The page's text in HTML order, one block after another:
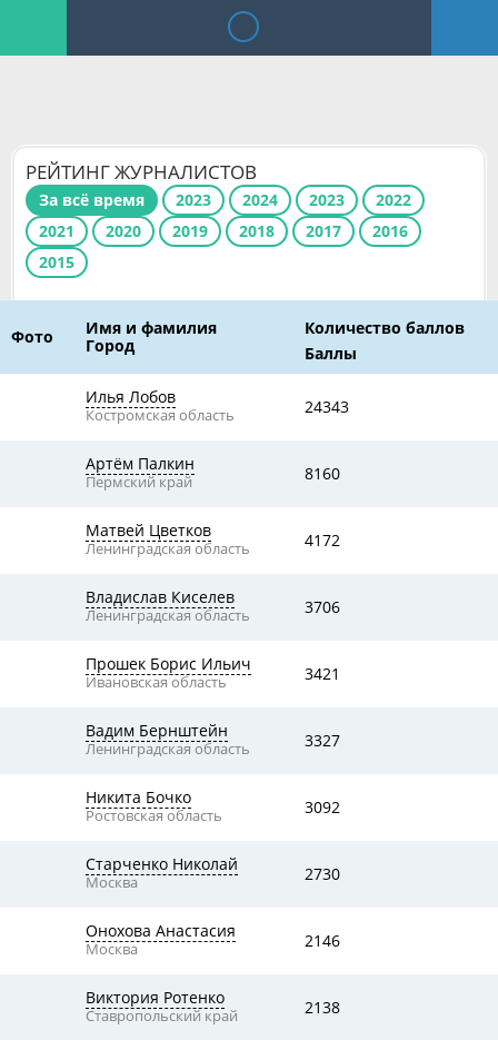
РЕЙТИНГ ЖУРНАЛИСТОВ
За всё время 2023 2024 2023
2022
2021
2020 2019 2018 2017
2016
2015
Фото
Имя и фамилия
Город
Количество баллов
Баллы
Илья Лобов
Костромская область 24343
Артём Палкин
Пермский край 8160
Матвей Цветков
Ленинградская область 4172
Владислав Киселев
Ленинградская область 3706
Прошек Борис Ильич
Ивановская область 3421
Вадим Бернштейн
Ленинградская область 3327
Никита Бочко
Ростовская область 3092
Старченко Николай
Москва 2730
Онохова Анастасия
Москва 2146
Виктория Ротенко
Ставропольский край 2138